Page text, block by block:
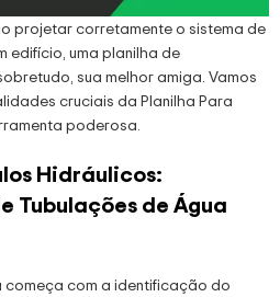
projetar corretamente o sistema de
edifício, uma planilha de
sua melhor amiga. Vamos
cruciais da Planilha Para
poderosa.
Hidráulicos:
Tubulações de Água
começa com a identificação do